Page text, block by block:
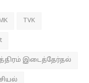
TVK
இடைத்தேர்தல்